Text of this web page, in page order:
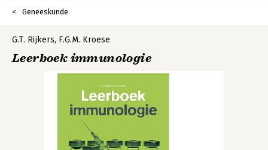
Geneeskunde
G.T. Rijkers, F.G.M. Kroese
Leerboek immunologie